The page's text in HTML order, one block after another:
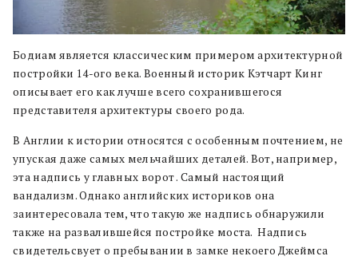
Бодиам является классическим примером архитектурной
постройки 14-ого века. Военный историк Кэтчарт Кинг
описывает его как лучше всего сохранившегося
представителя архитектуры своего рода.
В Англии к истории относятся с особенным почтением, не
упуская даже самых мельчайших деталей. Вот, например,
эта надпись у главных ворот . Самый настоящий
вандализм. Однако английских историков она
заинтересовала тем, что такую же надпись обнаружили
также на развалившейся постройке моста. Надпись
свидетельсвует о пребывании в замке некоего Джеймса